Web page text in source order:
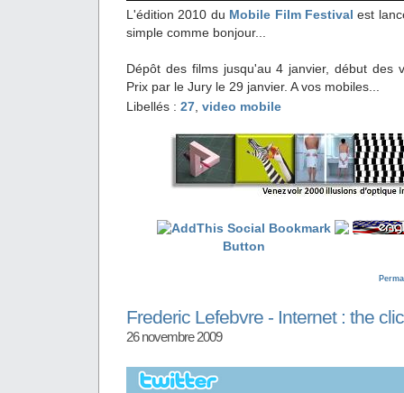
L'édition 2010 du Mobile Film Festival est
simple comme bonjour...
Dépôt des films jusqu'au 4 janvier, début des
Prix par le Jury le 29 janvier. A vos mobiles...
Libellés : 27, video mobile
Frederic Lefebvre - Internet : the
26 novembre 2009